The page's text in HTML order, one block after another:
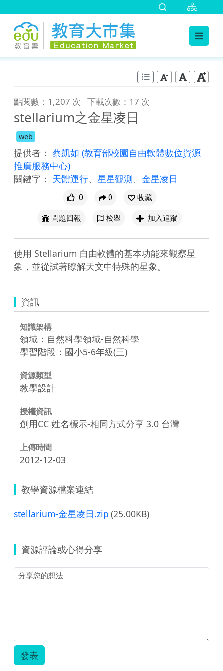
點閱數：1,207 次 下載次數：17 次
stellarium之金星凌日
web
提供者： 蔡凱如 (教育部校園自由軟體數位資源
推廣服務中心)
關鍵字： 天體運行、 星星觀測、 金星凌日
0 0
收藏
問題回報
檢舉 加入追蹤
使用 Stellarium 自由軟體的基本功能來觀察星
象，並從試著瞭解天文中特殊的星象。
資訊
知識架構
領域：自然科學領域-自然科學
學習階段：國小5-6年級(三)
資源類型
教學設計
授權資訊
創用CC 姓名標示-相同方式分享 3.0 台灣
上傳時間
2012-12-03
教學資源檔案連結
stellarium-金星凌日.zip (25.00KB)
資源評論或心得分享
發表